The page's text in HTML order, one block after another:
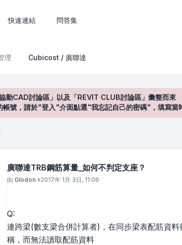
快速連結 問答集
理 Cubicost / 廣聯達
CAD討論區」以及「REVIT CLUB討論區」彙整而來
號，請於"登入"介面點選"我忘記自己的密碼"，填寫當
廣聯達TRB鋼筋算量_如何不判定支座？
文章
由 Glodon »2017年 1月 3日, 11:06
Q:
連跨梁(數支梁合併計算者)，在同步梁表配筋資
稱，而無法讀取配筋資料